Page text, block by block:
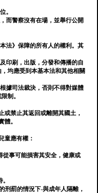
。
而警察沒有在場，並舉行公開
法》保障的所有人的權利。其
印刷，出版，分發和傳播的自
均應受到本基本法和其他相關
據司法裁決，否則不得對媒體
制。
或禁止其返回或離開其國土，
體。
童應有權：
從事可能損害其安全，健康或
刑罰的情況下-與成年人隔離，